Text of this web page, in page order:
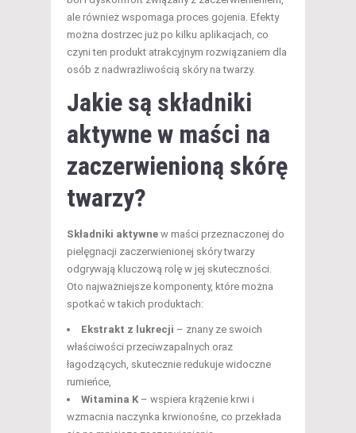
ale również wspomaga proces gojenia. Efekty
można dostrzec już po kilku aplikacjach, co
czyni ten produkt atrakcyjnym rozwiązaniem dla
osób z nadwrażliwością skóry na twarzy.
Jakie są składniki
aktywne w maści na
zaczerwienioną skórę
twarzy?
Składniki aktywne w maści przeznaczonej do
pielęgnacji zaczerwienionej skóry twarzy
odgrywają kluczową rolę w jej skuteczności.
Oto najważniejsze komponenty, które można
spotkać w takich produktach:
Ekstrakt z lukrecji – znany ze swoich
właściwości przeciwzapalnych oraz
łagodzących, skutecznie redukuje widoczne
rumieńce,
Witamina K – wspiera krążenie krwi i
wzmacnia naczynka krwionośne, co przekłada